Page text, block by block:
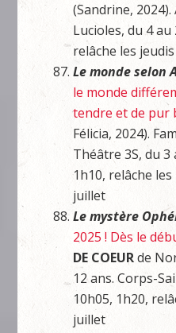
(Sandrine,
Lucioles, du 4
relâche les
Le monde selon
le monde
tendre et de pur
Félicia, 2024).
Théâtre 3S, du 3
1h10, relâche
juillet
Le mystère
2025 ! Dès le
DE COEURde
12 ans. Corps-
10h05, 1h20,
juillet